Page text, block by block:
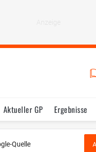
Aktueller GP Ergebnisse
Testfahrten
Quelle